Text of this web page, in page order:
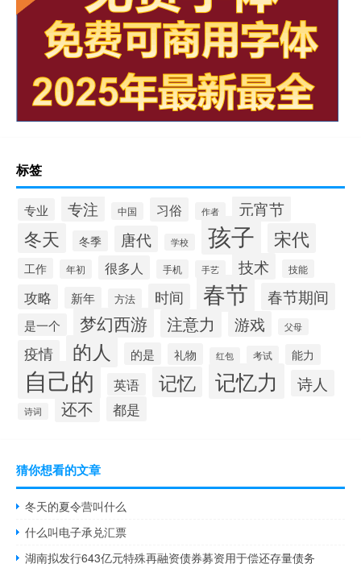
标签
专业 专注 中国 习俗 作者 元宵节
冬天 冬季 唐代 学校 孩子 宋代
工作 年初 很多人 手机 手艺 技术 技能
攻略 新年 方法 时间 春节 春节期间
是一个 梦幻西游 注意力 游戏 父母
疫情 的人 的是 礼物 红包 考试 能力
自己的 英语 记忆 记忆力 诗人
诗词 还不 都是
猜你想看的文章
冬天的夏令营叫什么
什么叫电子承兑汇票
湖南拟发行643亿元特殊再融资债券募资用于偿还存量债务